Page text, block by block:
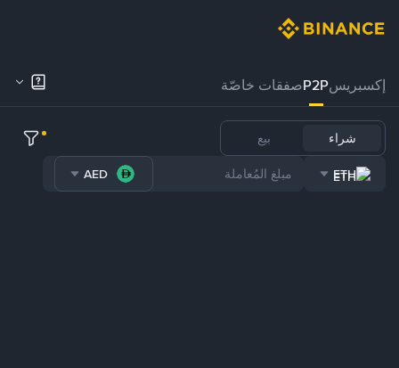
إكسبريسP2Pصفقات خاصّة
شراء بيع
ETH
AED